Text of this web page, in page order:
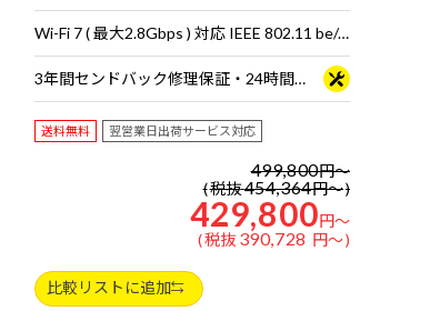
Wi-Fi 7 ( 最大2.8Gbps ) 対応 IEEE 802.11 be/ax/ac/a/b/g/n準拠 ＋ Bluetooth 5内蔵
3年間センドバック修理保証・24時間×365日電話サポート
送料無料 翌営業日出荷サービス対応
499,800円～
税抜454,364円～
429,800円～
税抜 390,728 円～
比較リストに追加